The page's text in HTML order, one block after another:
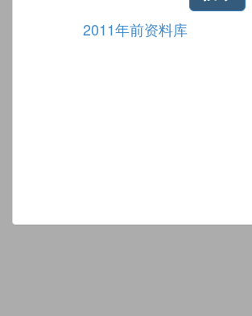
2011年前资料库